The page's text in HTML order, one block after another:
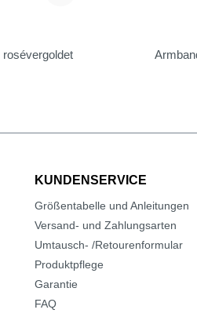
KUNDENSERVICE
Größentabelle und Anleitungen
Versand- und Zahlungsarten
Umtausch- /Retourenformular
Produktpflege
Garantie
FAQ